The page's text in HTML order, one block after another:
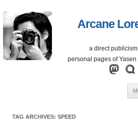
Arcane
a direct publicism
personal pages of Yasen
TAG ARCHIVES: SPEED